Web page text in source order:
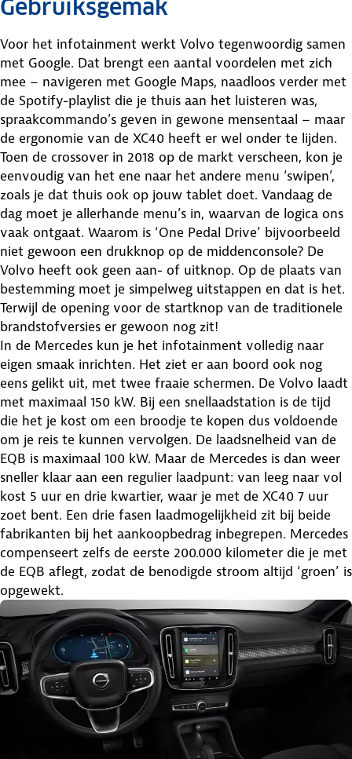
Gebruiksgemak
Voor het infotainment werkt Volvo tegenwoordig samen
met Google. Dat brengt een aantal voordelen met zich
mee – navigeren met Google Maps, naadloos verder met
de Spotify-playlist die je thuis aan het luisteren was,
spraakcommando’s geven in gewone mensentaal – maar
de ergonomie van de XC40 heeft er wel onder te lijden.
Toen de crossover in 2018 op de markt verscheen, kon je
eenvoudig van het ene naar het andere menu ‘swipen’,
zoals je dat thuis ook op jouw tablet doet. Vandaag de
dag moet je allerhande menu’s in, waarvan de logica ons
vaak ontgaat. Waarom is ‘One Pedal Drive’ bijvoorbeeld
niet gewoon een drukknop op de middenconsole? De
Volvo heeft ook geen aan- of uitknop. Op de plaats van
bestemming moet je simpelweg uitstappen en dat is het.
Terwijl de opening voor de startknop van de traditionele
brandstofversies er gewoon nog zit!
In de Mercedes kun je het infotainment volledig naar
eigen smaak inrichten. Het ziet er aan boord ook nog
eens gelikt uit, met twee fraaie schermen. De Volvo laadt
met maximaal 150 kW. Bij een snellaadstation is de tijd
die het je kost om een broodje te kopen dus voldoende
om je reis te kunnen vervolgen. De laadsnelheid van de
EQB is maximaal 100 kW. Maar de Mercedes is dan weer
sneller klaar aan een regulier laadpunt: van leeg naar vol
kost 5 uur en drie kwartier, waar je met de XC40 7 uur
zoet bent. Een drie fasen laadmogelijkheid zit bij beide
fabrikanten bij het aankoopbedrag inbegrepen. Mercedes
compenseert zelfs de eerste 200.000 kilometer die je met
de EQB aflegt, zodat de benodigde stroom altijd ‘groen’ is
opgewekt.